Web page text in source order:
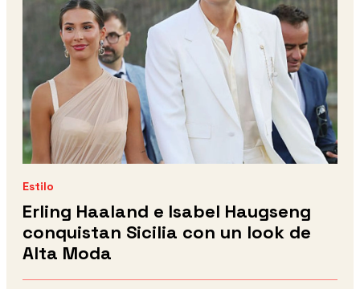
Estilo
Erling Haaland e Isabel Haugseng
conquistan Sicilia con un look de
Alta Moda